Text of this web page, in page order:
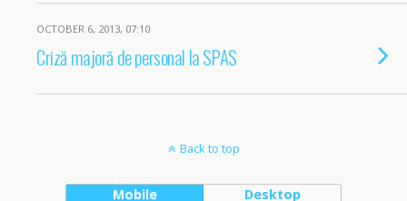
OCTOBER 6, 2013, 07:10
Criză majoră de personal la SPAS
Back to top
Mobile Desktop